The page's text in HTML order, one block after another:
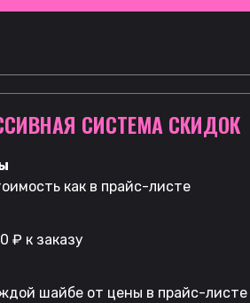
СИСТЕМА СКИДОК
как в прайс-листе
₽ к заказу
шайбе от цены в прайс-листе